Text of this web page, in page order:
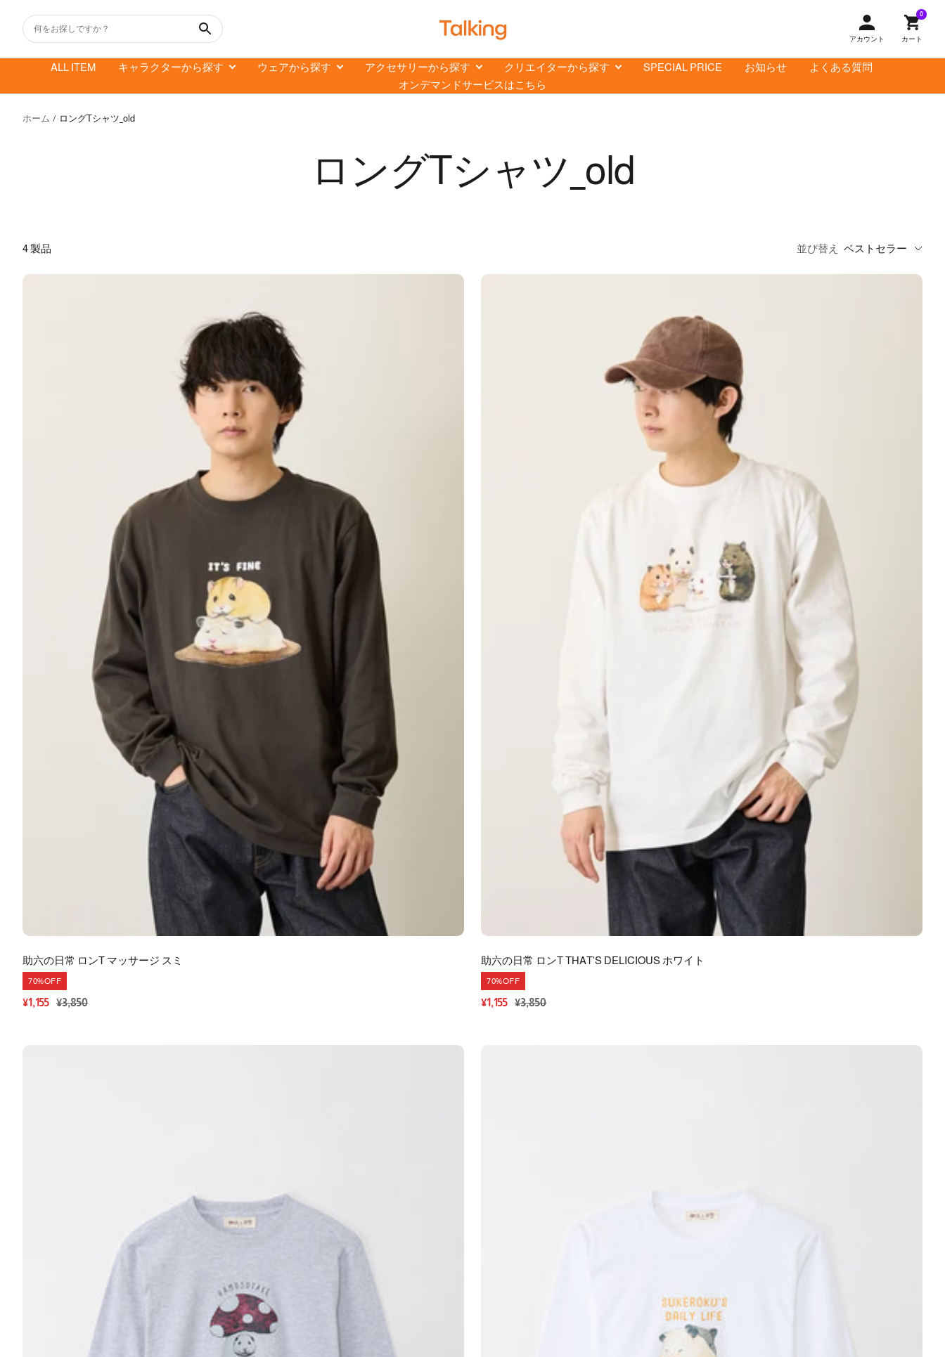
ン
へ
キ
グ
アカウント カート
0
ALL ITEM キャラクターから探す ウェアから探す アクセサリーから探す クリエイターから探す SPECIAL PRICE お知らせ
よくある質問
オンデマンドサービスはこちら
ホーム ロングTシャツ_old
ロングTシャツ_old
4 製品 並び替え ベストセラー
助六の日常 ロンT マッサージ スミ
70%OFF
セ
ー
ル
価
格
¥1,155 通
常
価
格
¥3,850
助六の日常 ロンT THAT'S DELICIOUS ホワイト
70%OFF
セ
ー
ル
価
格
¥1,155 通
常
価
格
¥3,850